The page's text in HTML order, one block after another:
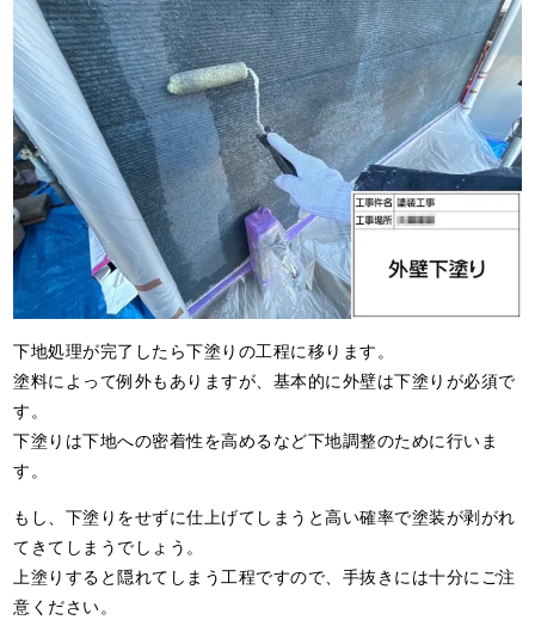
下地処理が完了したら下塗りの工程に移ります。
塗料によって例外もありますが、基本的に外壁は下塗りが必須で
す。
下塗りは下地への密着性を高めるなど下地調整のために行いま
す。
もし、下塗りをせずに仕上げてしまうと高い確率で塗装が剥がれ
てきてしまうでしょう。
上塗りすると隠れてしまう工程ですので、手抜きには十分にご注
意ください。